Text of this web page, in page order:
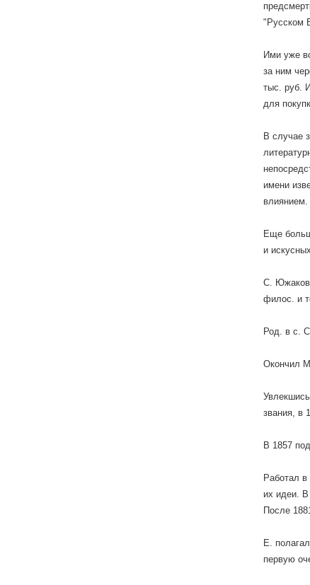
"Русском
Ими уже
за ним
тыс. руб.
для
В случае
имени
влиянием.
Еще
и
С. Южаков.
филос. и
Род. в с.
Окончил
звания, в
В 1857
Работал
их идеи.
После
Е.
первую